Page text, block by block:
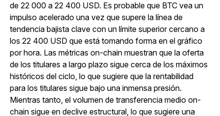
de 22 000 a 22 400 USD. Es probable que BTC vea un
impulso acelerado una vez que supere la línea de
tendencia bajista clave con un límite superior cercano a
los 22 400 USD que está tomando forma en el gráfico
por hora. Las métricas on-chain muestran que la oferta
de los titulares a largo plazo sigue cerca de los máximos
históricos del ciclo, lo que sugiere que la rentabilidad
para los titulares sigue bajo una inmensa presión.
Mientras tanto, el volumen de transferencia medio on-
chain sigue en declive estructural, lo que sugiere una